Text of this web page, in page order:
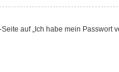
auf „Ich habe mein Passwort